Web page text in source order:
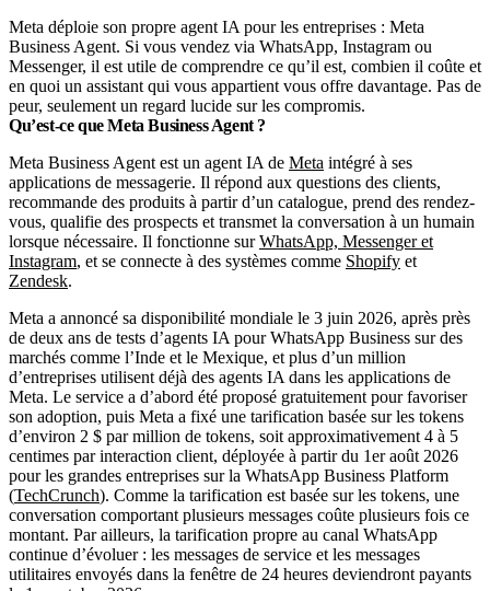
Meta déploie son propre agent IA pour les entreprises : Meta
Business Agent. Si vous vendez via WhatsApp, Instagram ou
Messenger, il est utile de comprendre ce qu’il est, combien il coûte et
en quoi un assistant qui vous appartient vous offre davantage. Pas de
peur, seulement un regard lucide sur les compromis.
Qu’est-ce que Meta Business Agent ?
Meta Business Agent est un agent IA de Meta intégré à ses
applications de messagerie. Il répond aux questions des clients,
recommande des produits à partir d’un catalogue, prend des rendez-
vous, qualifie des prospects et transmet la conversation à un humain
lorsque nécessaire. Il fonctionne surWhatsApp, Messenger et
Instagram, et se connecte à des systèmes comme Shopify et
Zendesk.
Meta a annoncé sa disponibilité mondiale le 3 juin 2026, après près
de deux ans de tests d’agents IA pour WhatsApp Business sur des
marchés comme l’Inde et le Mexique, et plus d’un million
d’entreprises utilisent déjà des agents IA dans les applications de
Meta. Le service a d’abord été proposé gratuitement pour favoriser
son adoption, puis Meta a fixé une tarification basée sur les tokens
d’environ 2 $ par million de tokens, soit approximativement 4 à 5
centimes par interaction client, déployée à partir du 1er août 2026
pour les grandes entreprises sur la WhatsApp Business Platform
(TechCrunch). Comme la tarification est basée sur les tokens, une
conversation comportant plusieurs messages coûte plusieurs fois ce
montant. Par ailleurs, la tarification propre au canal WhatsApp
continue d’évoluer : les messages de service et les messages
utilitaires envoyés dans la fenêtre de 24 heures deviendront payants